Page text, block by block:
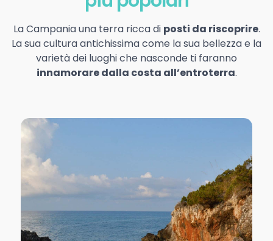
La Campania una terra ricca di posti da riscoprire.
La sua cultura antichissima come la sua bellezza e la
varietà dei luoghi che nasconde ti faranno
innamorare dalla costa all’entroterra.